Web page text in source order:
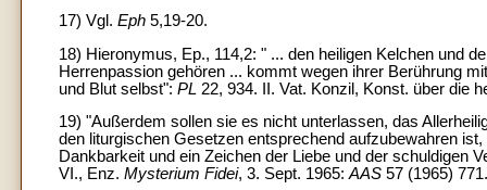
17) Vgl. Eph 5,19-20.
18) Hieronymus, Ep., 114,2: " ... den heiligen Kelchen und
Herrenpassion gehören ... kommt wegen ihrer Berührung
und Blut selbst": PL 22, 934. II. Vat. Konzil, Konst. über die
19) "Außerdem sollen sie es nicht unterlassen, das
den liturgischen Gesetzen entsprechend aufzubewahren
Dankbarkeit und ein Zeichen der Liebe und der schuldigen
VI., Enz. Mysterium Fidei, 3. Sept. 1965:AAS 57 (1965) 771.